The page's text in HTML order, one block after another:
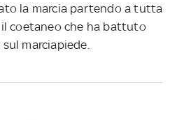
la marcia partendo a tutta
coetaneo che ha battuto
marciapiede.